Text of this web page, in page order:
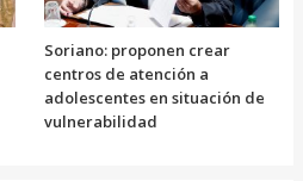
Soriano: proponen crear
centros de atención a
adolescentes en situación de
vulnerabilidad